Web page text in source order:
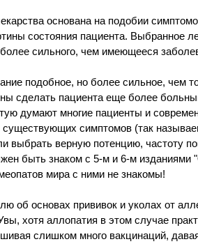
основана на подобии
состояния пациента. Выбранное
сильного, чем имеющееся
подобное, но более сильное, чем
сделать пациента еще более
думают многие пациенты и
симптомов (так
выбрать верную потенцию, частоту
быть знаком с 5-м и 6-м изданиями
мира с ними не знакомы!
об основах прививок и уколах от
хотя аллопатия в этом случае
слишком много вакцинаций,